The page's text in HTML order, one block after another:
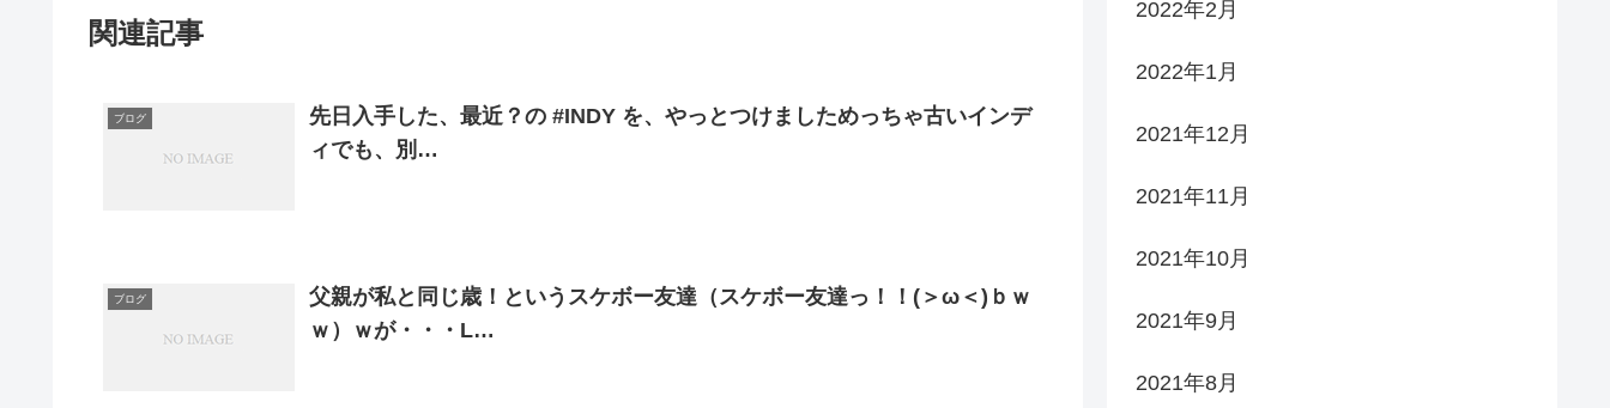
関連記事
ブログ
先日入手した、最近？の #INDY を、やっとつけましためっちゃ古いインデ
ィでも、別…
ブログ
父親が私と同じ歳！というスケボー友達（スケボー友達っ！！(＞ω＜)ｂｗ
ｗ）ｗが・・・L…
2022年2月
2022年1月
2021年12月
2021年11月
2021年10月
2021年9月
2021年8月